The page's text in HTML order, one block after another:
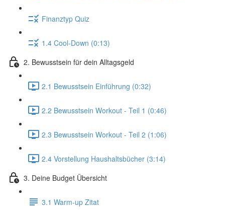
Finanztyp Quiz
1.4 Cool-Down (0:13)
2. Bewusstsein für dein Alltagsgeld
2.1 Bewusstsein Einführung (0:32)
2.2 Bewusstsein Workout - Teil 1 (0:46)
2.3 Bewusstsein Workout - Teil 2 (1:06)
2.4 Vorstellung Haushaltsbücher (3:14)
3. Deine Budget Übersicht
3.1 Warm-up Zitat